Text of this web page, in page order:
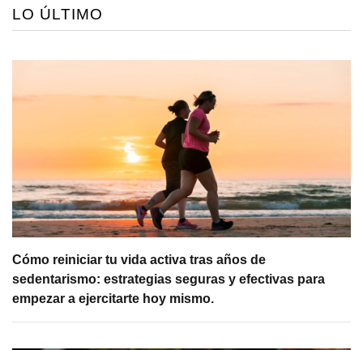
LO ÚLTIMO
Cómo reiniciar tu vida activa tras años de
sedentarismo: estrategias seguras y efectivas para
empezar a ejercitarte hoy mismo.